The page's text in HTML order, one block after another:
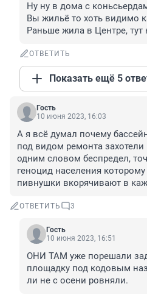
Ну ну в дома с
Вы жильё то хоть видимо
Раньше жила в Центре,
ОТВЕТИТЬ
Показать ещё 5
Гость
10 июня 2023, 16:03
А я всё думал почему
под видом ремонта захотели
одним словом беспредел,
геноцид населения
пивнушки вкорячивают в
ОТВЕТИТЬ 3
Гость
10 июня 2023, 16:51
ОНИ ТАМ уже порешали
площадку под кодовым
ли не с осени ровняли.